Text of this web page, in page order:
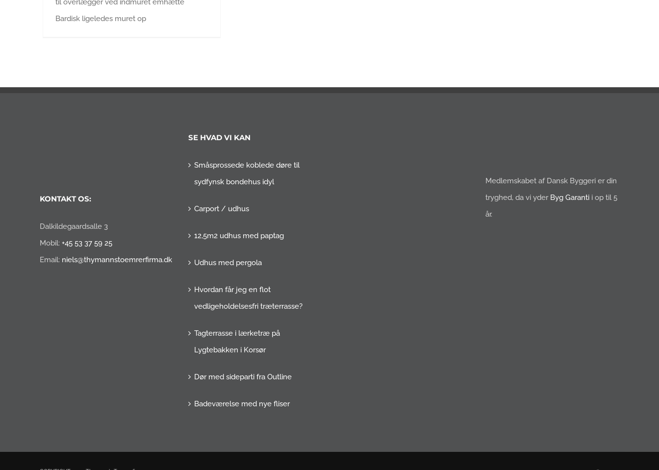
til overlægger ved indmuret emhætte
Bardisk ligeledes muret op
KONTAKT OS:
Dalkildegaardsalle 3
Mobil:+45 53 37 59 25
Email: niels@thymannstoemrerfirma.dk
SE HVAD VI KAN
Småsprossede koblede døre til
sydfynsk bondehus idyl
Carport / udhus
12,5m2 udhus med paptag
Udhus med pergola
Hvordan får jeg en flot
vedligeholdelsesfri træterrasse?
Tagterrasse i lærketræ på
Lygtebakken i Korsør
Dør med sideparti fra Outline
Badeværelse med nye fliser
Medlemskabet af Dansk Byggeri er din
tryghed, da vi yder Byg Garantii op til 5
år.